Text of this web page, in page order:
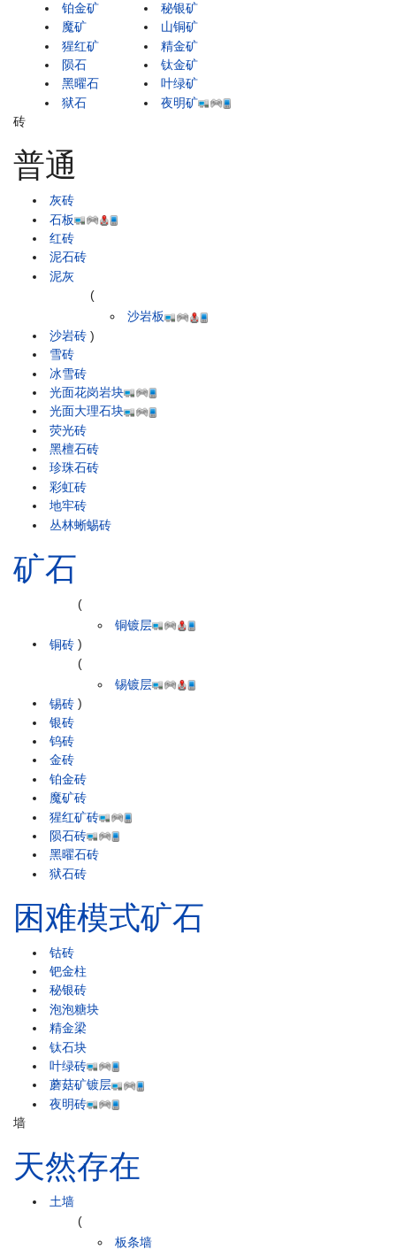
铂金矿
魔矿
猩红矿
陨石
黑曜石
狱石
秘银矿
山铜矿
精金矿
钛金矿
叶绿矿
夜明矿
砖
普通
灰砖
石板
红砖
泥石砖
泥灰
沙岩砖
(
沙岩板
)
雪砖
冰雪砖
光面花岗岩块
光面大理石块
荧光砖
黑檀石砖
珍珠石砖
彩虹砖
地牢砖
丛林蜥蜴砖
矿石
铜砖
(
铜镀层
)
锡砖
(
锡镀层
)
银砖
钨砖
金砖
铂金砖
魔矿砖
猩红矿砖
陨石砖
黑曜石砖
狱石砖
困难模式矿石
钴砖
钯金柱
秘银砖
泡泡糖块
精金梁
钛石块
叶绿砖
蘑菇矿镀层
夜明砖
墙
天然存在
土墙
(
板条墙